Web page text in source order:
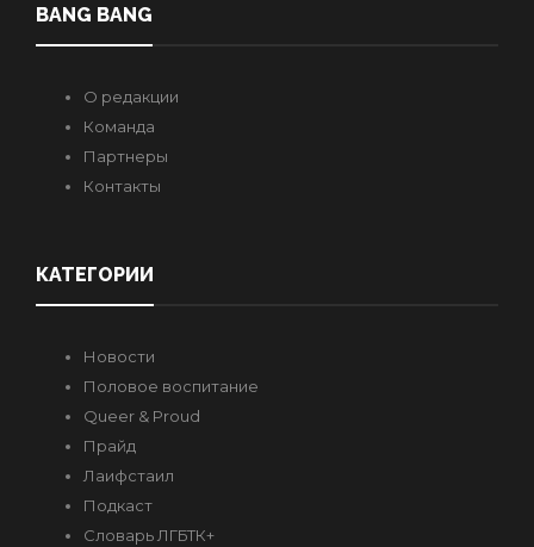
BANG BANG
О редакции
Команда
Партнеры
Контакты
КАТЕГОРИИ
Новости
Половое воспитание
Queer & Proud
Прайд
Лаифстаил
Подкаст
Словарь ЛГБТК+